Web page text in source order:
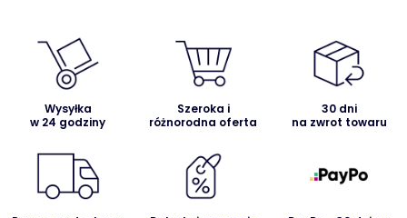
Wysyłka
w 24 godziny
Szeroka i
różnorodna oferta
30 dni
na zwrot towaru